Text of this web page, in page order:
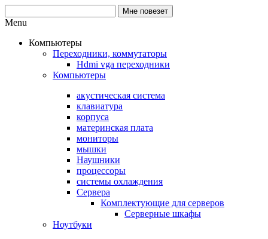
Menu
Компьютеры
Переходники, коммутаторы
Hdmi vga переходники
Компьютеры
акустическая система
клавиатура
корпуса
материнская плата
мониторы
мышки
Наушники
процессоры
системы охлаждения
Сервера
Комплектующие для серверов
Серверные шкафы
Ноутбуки